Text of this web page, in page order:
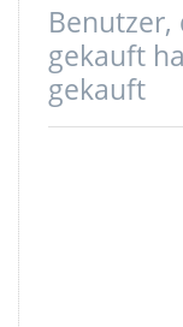
Benutzer,
gekauft
gekauft